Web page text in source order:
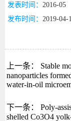
发表时间： 2016-05
发布时间： 2019-04-
上一条：
Stable
nanoparticles
water-in-oil
下一条：
Poly-
shelled Co3O4